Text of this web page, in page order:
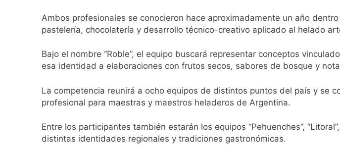
11 Horas Atrás
Una gran convocatoria en la obra teatral «Los
Marcha al Congreso: cortes, desvíos y operativo
15 Horas Atrás
16 Horas Atrás
Senado debate el proyecto sobre propiedad
Día del Cirujano Torácico: una especialidad
18 Horas Atrás
Ambos profesionales se conocieron hace aproximadamente un año
pastelería, chocolatería y desarrollo técnico-creativo aplicado al helado
Bajo el nombre “Roble”, el equipo buscará representar conceptos
esa identidad a elaboraciones con frutos secos, sabores de bosque y
La competencia reunirá a ocho equipos de distintos puntos del país y se
profesional para maestras y maestros heladeros de Argentina.
Entre los participantes también estarán los equipos “Pehuenches”,
distintas identidades regionales y tradiciones gastronómicas.